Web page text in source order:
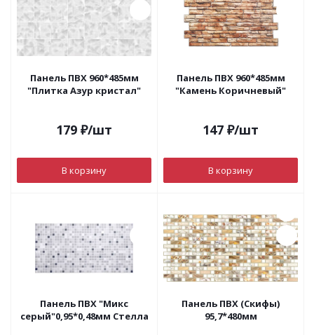
Панель ПВХ 960*485мм
"Плитка Азур кристал"
179 ₽/шт
В корзину
Панель ПВХ 960*485мм
"Камень Коричневый"
147 ₽/шт
В корзину
Панель ПВХ "Микс
серый"0,95*0,48мм Стелла
Панель ПВХ (Скифы)
95,7*480мм